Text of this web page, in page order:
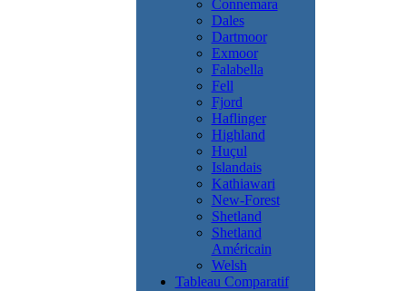
Connemara
Dales
Dartmoor
Exmoor
Falabella
Fell
Fjord
Haflinger
Highland
Huçul
Islandais
Kathiawari
New-Forest
Shetland
Shetland
Américain
Welsh
Tableau Comparatif